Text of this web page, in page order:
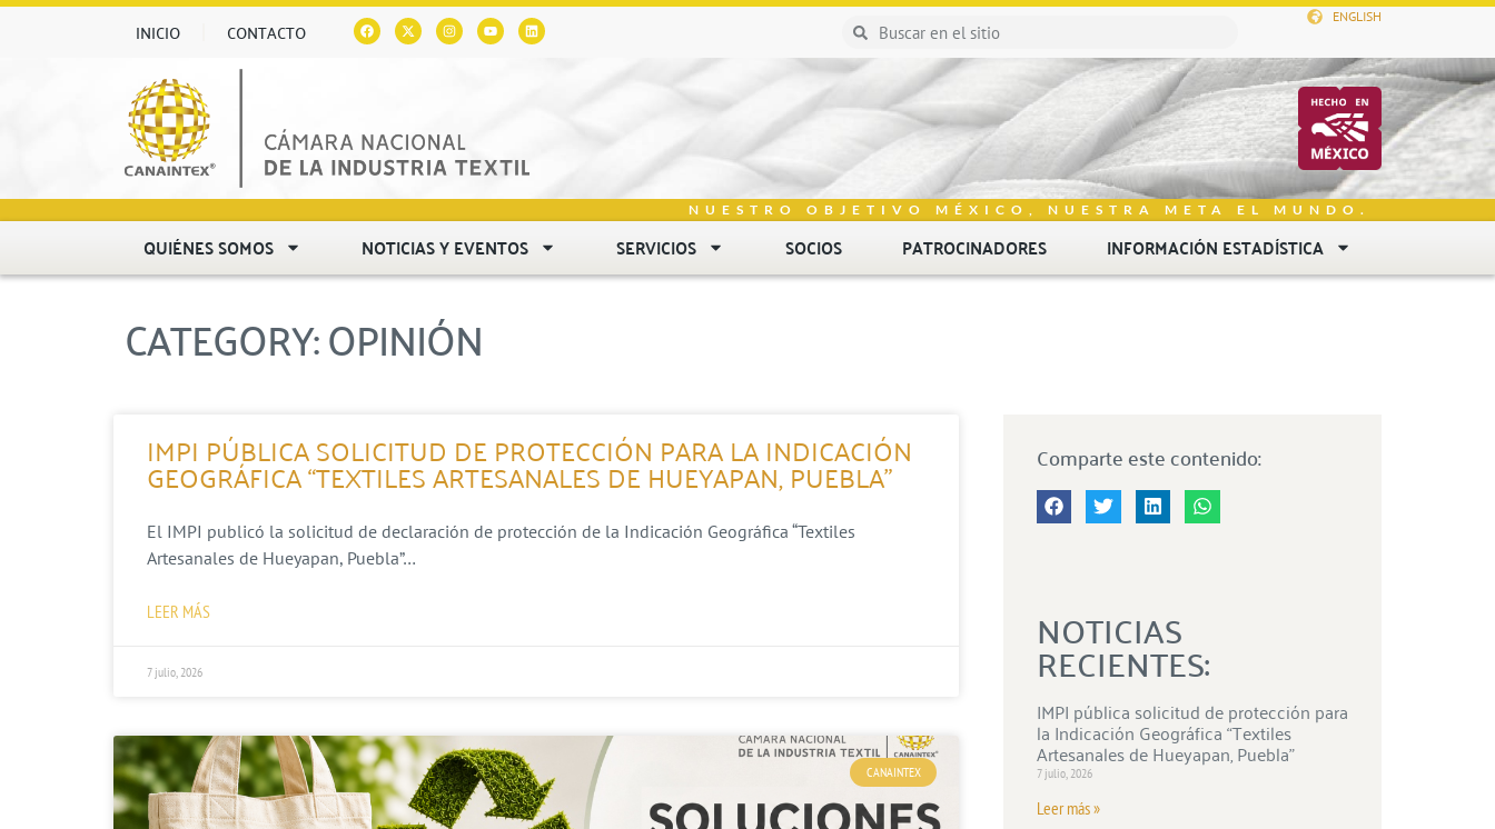
INICIO CONTACTO
ENGLISH
NUESTRO OBJETIVO MÉXICO, NUESTRA META EL MUNDO.
QUIÉNES SOMOS NOTICIAS Y EVENTOS SERVICIOS SOCIOS PATROCINADORES INFORMACIÓN ESTADÍSTICA
CATEGORY: OPINIÓN
IMPI PÚBLICA SOLICITUD DE PROTECCIÓN PARA LA INDICACIÓN
GEOGRÁFICA “TEXTILES ARTESANALES DE HUEYAPAN, PUEBLA”
El IMPI publicó la solicitud de declaración de protección de la Indicación Geográfica “Textiles
Artesanales de Hueyapan, Puebla”…
LEER MÁS
7 julio, 2026
CANAINTEX
Comparte este contenido:
NOTICIAS
RECIENTES:
IMPI pública solicitud de protección para
la Indicación Geográfica “Textiles
Artesanales de Hueyapan, Puebla”
7 julio, 2026
Leer más »